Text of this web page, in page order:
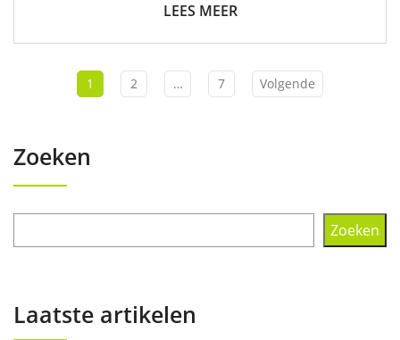
LEES MEER
1 2 … 7 Volgende
Zoeken
Zoeken
Laatste artikelen